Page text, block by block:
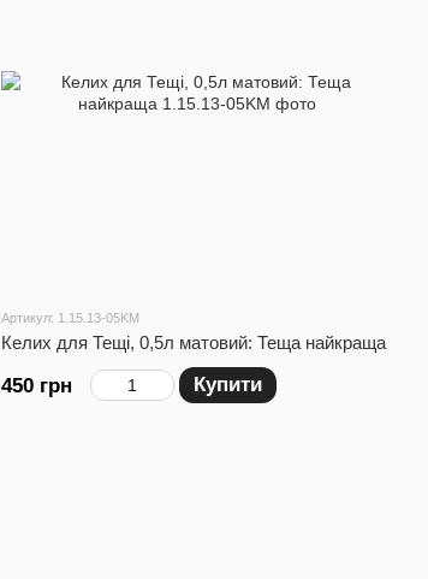
Артикул: 1.15.13-05KM
Келих для Тещі, 0,5л матовий: Теща найкраща
450 грн Купити